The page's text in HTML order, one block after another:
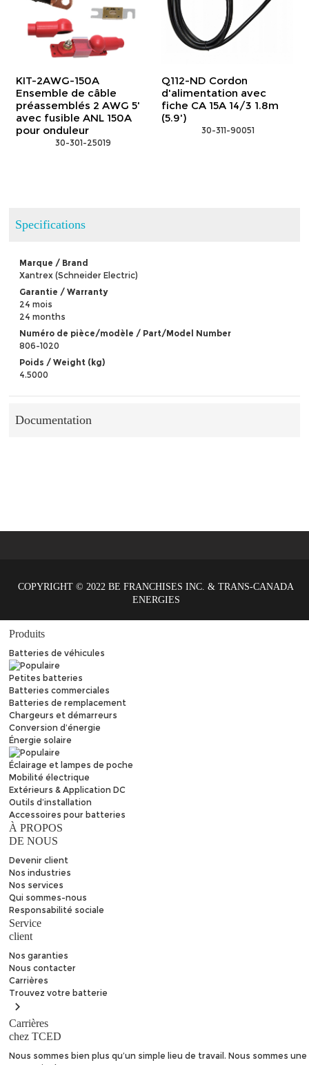
KIT-2AWG-150A
Ensemble de câble
préassemblés 2 AWG 5'
avec fusible ANL 150A
pour onduleur
30-301-25019
Q112-ND Cordon
d'alimentation avec
fiche CA 15A 14/3 1.8m
(5.9')
30-311-90051
Specifications
Marque / Brand
Xantrex (Schneider Electric)
Garantie / Warranty
24 mois
24 months
Numéro de pièce/modèle / Part/Model Number
806-1020
Poids / Weight (kg)
4.5000
Documentation
Produits
Batteries de véhicules
Petites batteries
Batteries commerciales
Batteries de remplacement
Chargeurs et démarreurs
Conversion d’énergie
Énergie solaire
Éclairage et lampes de poche
Mobilité électrique
Extérieurs & Application DC
Outils d’installation
Accessoires pour batteries
À PROPOS
DE NOUS
Devenir client
Nos industries
Nos services
Qui sommes-nous
Responsabilité sociale
Service
client
Nos garanties
Nous contacter
Carrières
Trouvezvotre batterie
Carrières
chez TCED
Nous sommes bien plus qu’un simple lieu de travail. Nous sommes
COPYRIGHT © 2022 BE FRANCHISES INC. & TRANS-CANADA
ENERGIES